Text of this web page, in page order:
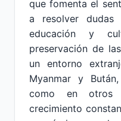
que fomenta el
a resolver dudas
educación y
preservación de
un entorno
Myanmar y
como en otros
crecimiento